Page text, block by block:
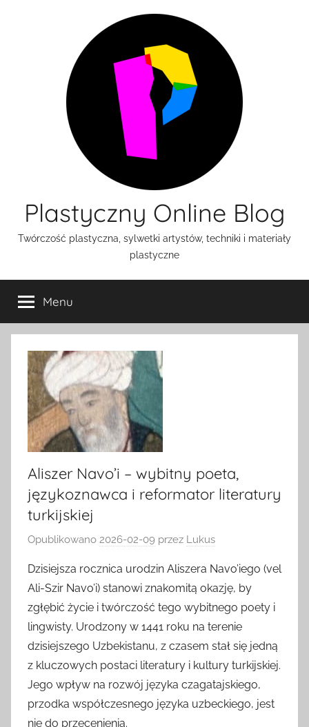
Plastyczny Online Blog
Twórczość plastyczna, sylwetki artystów, techniki i materiały
plastyczne
Menu
Aliszer Navo’i – wybitny poeta,
językoznawca i reformator literatury
turkijskiej
Opublikowano 2026-02-09 przez Lukus
Dzisiejsza rocznica urodzin Aliszera Navo’iego (vel
Ali-Szir Navo’i) stanowi znakomitą okazję, by
zgłębić życie i twórczość tego wybitnego poety i
lingwisty. Urodzony w 1441 roku na terenie
dzisiejszego Uzbekistanu, z czasem stał się jedną
z kluczowych postaci literatury i kultury turkijskiej.
Jego wpływ na rozwój języka czagatajskiego,
przodka współczesnego języka uzbeckiego, jest
nie do przecenienia.